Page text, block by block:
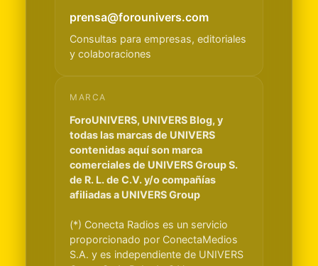
prensa@forounivers.com
Consultas para empresas, editoriales
y colaboraciones
MARCA
ForoUNIVERS, UNIVERS Blog, y
todas las marcas de UNIVERS
contenidas aquí son marca
comerciales de UNIVERS Group S.
de R. L. de C.V. y/o compañías
afiliadas a UNIVERS Group
(*) Conecta Radios es un servicio
proporcionado por ConectaMedios
S.A. y es independiente de UNIVERS